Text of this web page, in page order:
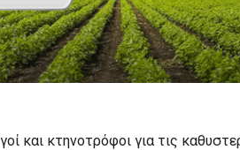
και κτηνοτρόφοι για τις